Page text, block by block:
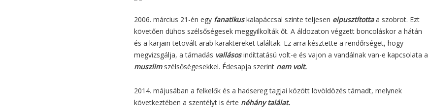
2006. március 21-én egy fanatikuskalapáccsal szinte teljesen elpusztítottaa szobrot. Ezt
követően dühös szélsőségesek meggyilkolták őt. A áldozaton végzett boncoláskor a hátán
és a karjain tetovált arab karaktereket találtak. Ez arra késztette a rendőrséget, hogy
megvizsgálja, a támadás vallásosindíttatású volt-e és vajon a vandálnak van-e kapcsolata a
muszlimszélsőségesekkel. Édesapja szerint nem volt.
2014. májusában a felkelők és a hadsereg tagjai között lövöldözés támadt, melynek
következtében a szentélyt is érte néhány találat.